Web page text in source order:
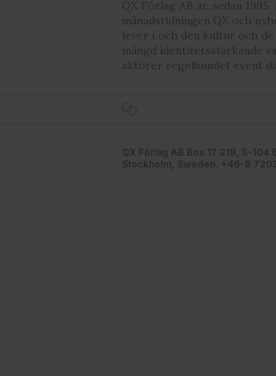
QX Förlag AB är, sedan
månadstidningen QX och
lever i och den kultur och
mängd identitetsstärkande
aktörer regelbundet event
QX Förlag AB Box 17 218, S-104
Stockholm, Sweden. +46-8